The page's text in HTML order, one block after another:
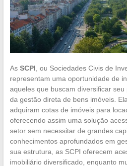
As SCPI , ou Sociedades Civis de
representam uma oportunidade de
aqueles que buscam diversificar
da gestão direta de bens imóveis.
adquiram cotas de imóveis para
oferecendo assim uma solução
setor sem necessitar de grandes
conhecimentos aprofundados em
sua estrutura, as SCPI oferecem
imobiliário diversificado, enquanto